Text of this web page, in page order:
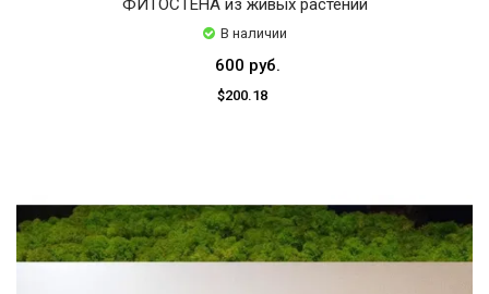
В наличии
600 руб.
$200.18